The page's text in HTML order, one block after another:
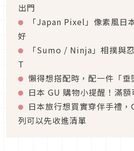
出門
「Japan Pixel」像素風日
好
「Sumo / Ninja」相撲與
T
懶得想搭配時，配一件「垂
日本 GU 購物小提醒！滿
日本旅行想買實穿伴手禮，
列可以先收進清單